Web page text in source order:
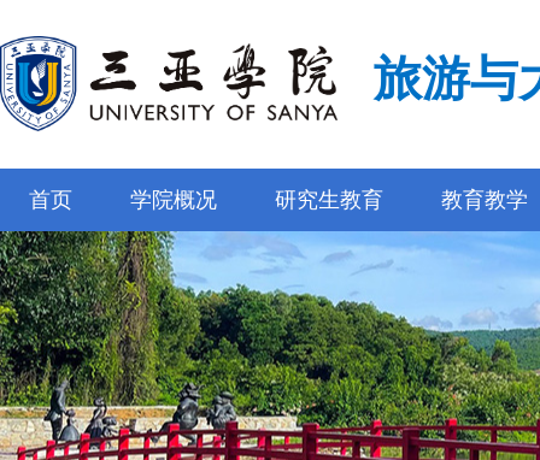
旅游与
首页 学院概况 研究生教育 教育教学